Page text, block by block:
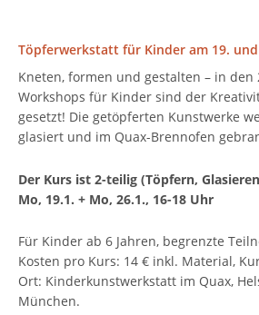
Töpferwerkstatt für Kinder am 19. und
Kneten, formen und gestalten – in den
Workshops für Kinder sind der
gesetzt! Die getöpferten Kunstwerke
glasiert und im Quax-Brennofen
Der Kurs ist 2-teilig (Töpfern,
Mo, 19.1. + Mo, 26.1., 16-18 Uhr
Für Kinder ab 6 Jahren, begrenzte
Kosten pro Kurs: 14 € inkl. Material,
Ort: Kinderkunstwerkstatt im Quax,
München.